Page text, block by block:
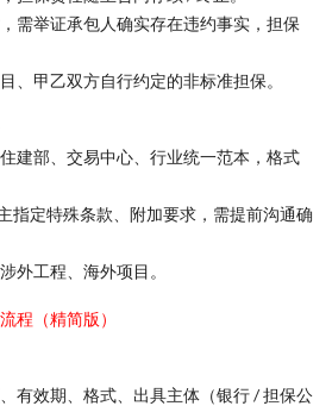
需举证承包人确实存在违约事实，担保
、甲乙双方自行约定的非标准担保。
建部、交易中心、行业统一范本，格式
指定特殊条款、附加要求，需提前沟通确
外工程、海外项目。
程（精简版）
有效期、格式、出具主体（银行 / 担保公